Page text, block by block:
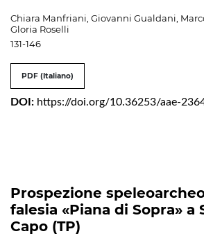
Chiara Manfriani, Giovanni Gualdani,
Gloria Roselli
131-146
PDF (Italiano)
DOI: https://doi.org/10.36253/aae-
Prospezione
falesia «Piana di Sopra» a
Capo (TP)